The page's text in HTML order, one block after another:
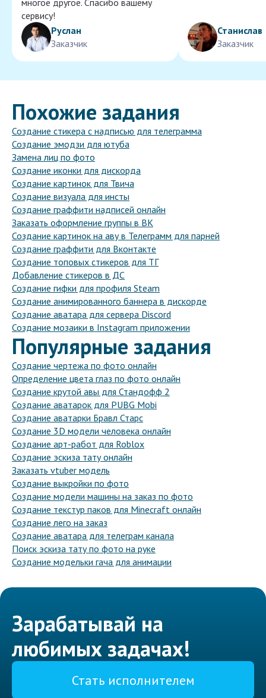
многое другое. Спасибо вашему
сервису!
Руслан
Заказчик
Станислав
Заказчик
Похожие задания
Создание стикера с надписью для телеграмма
Создание эмодзи для ютуба
Замена лиц по фото
Создание иконки для дискорда
Создание картинок для Твича
Создание визуала для инсты
Создание граффити надписей онлайн
Заказать оформление группы в ВК
Создание картинок на аву в Телеграмм для парней
Создание граффити для Вконтакте
Создание топовых стикеров для ТГ
Добавление стикеров в ДС
Создание гифки для профиля Steam
Создание анимированного баннера в дискорде
Создание аватара для сервера Discord
Создание мозаики в Instagram приложении
Популярные задания
Создание чертежа по фото онлайн
Определение цвета глаз по фото онлайн
Создание крутой авы для Стандофф 2
Создание аватарок для PUBG Mobi
Создание аватарки Бравл Старс
Создание 3D модели человека онлайн
Создание арт-работ для Roblox
Создание эскиза тату онлайн
Заказать vtuber модель
Создание выкройки по фото
Создание модели машины на заказ по фото
Создание текстур паков для Minecraft онлайн
Создание лего на заказ
Создание аватара для телеграм канала
Поиск эскиза тату по фото на руке
Создание модельки гача для анимации
Зарабатывай на
любимых задачах!
Стать исполнителем